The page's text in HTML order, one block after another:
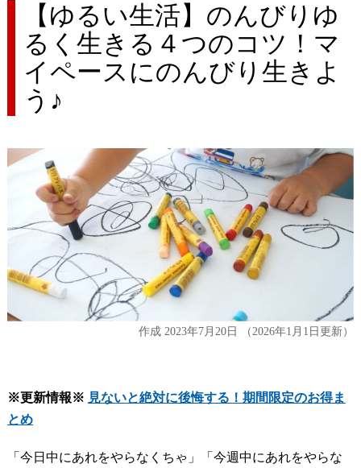
【ゆるい生活】のんびりゆ
るく生きる４つのコツ！マ
イペースにのんびり生きよ
う♪
作成 2023年7月20日 （2026年1月1日更新）
※更新情報※ 見ないと絶対に後悔する！期間限定のお得ま
とめ
「今日中にあれをやらなくちゃ」「今週中にあれをやらな